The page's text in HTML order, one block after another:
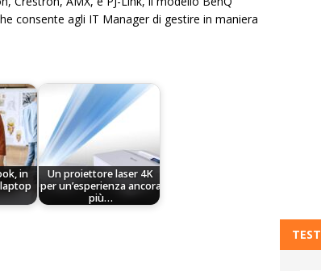
consente agli IT Manager di gestire in maniera
in
Un proiettore laser 4K
per un’esperienza ancora
più…
TEST